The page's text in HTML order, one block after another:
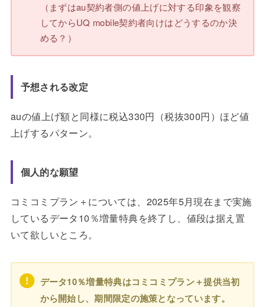
（まずはau契約者側の値上げに対する印象を観察
してからUQ mobile契約者向けはどうするのか決
める？）
予想される改定
auの値上げ額と同様に税込330円（税抜300円）ほど値
上げするパターン。
個人的な願望
コミコミプラン＋については、2025年5月現在まで実施
しているデータ10％増量特典を終了し、値段は据え置
いて欲しいところ。
データ10％増量特典はコミコミプラン＋提供当初
から開始し、期間限定の施策となっています。